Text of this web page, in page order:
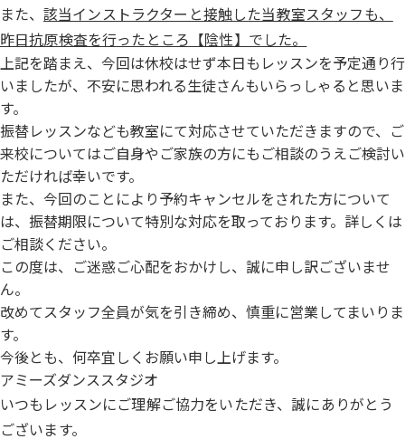
また、 該当インストラクターと接触した当教室スタッフも、
昨日抗原検査を行ったところ【陰性】でした。
上記を踏まえ、 今回は休校はせず本日もレッスンを予定通り行
いましたが、 不安に思われる生徒さんもいらっしゃると思いま
す。
振替レッスンなども教室にて対応させていただきますので、ご
来校についてはご自身やご家族の方にもご相談のうえご検討い
ただければ幸いです。
また、今回のことにより予約キャンセルをされた方について
は、振替期限について特別な対応を取っております。詳しくは
ご相談ください。
この度は、ご迷惑ご心配をおかけし、誠に申し訳ございませ
ん。
改めてスタッフ全員が気を引き締め、慎重に営業してまいりま
す。
今後とも、何卒宜しくお願い申し上げます。
アミーズダンススタジオ
いつもレッスンにご理解ご協力をいただき、誠にありがとう
ございます。